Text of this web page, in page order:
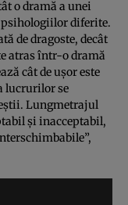
o dramă a unei
diferite.
de dragoste, decât
atras într-o dramă
cât de uşor este
lucrurilor se
Lungmetrajul
şi inacceptabil,